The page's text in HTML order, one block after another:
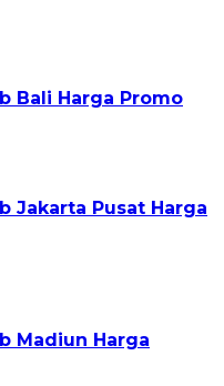
Bali Harga Promo
Jakarta Pusat Harga
Madiun Harga